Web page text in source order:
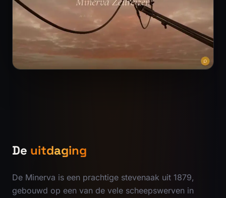
De uitdaging
De Minerva is een prachtige stevenaak uit 1879,
gebouwd op een van de vele scheepswerven in